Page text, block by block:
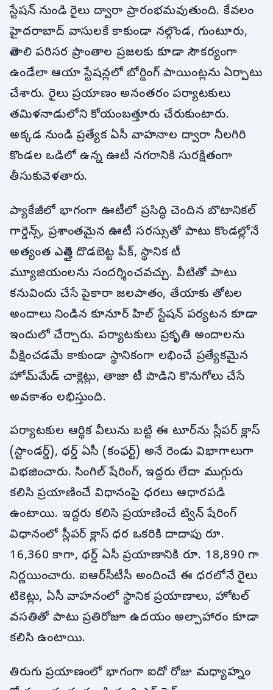
స్టేషన్ నుండి రైలు ద్వారా ప్రారంభమవుతుంది. కేవలం
హైదరాబాద్ వాసులకే కాకుండా నల్గొండ, గుంటూరు,
తెనాలి పరిసర ప్రాంతాల ప్రజలకు కూడా సౌకర్యంగా
ఉండేలా ఆయా స్టేషన్లలో బోర్డింగ్ పాయింట్లను ఏర్పాటు
చేశారు. రైలు ప్రయాణం అనంతరం పర్యాటకులు
తమిళనాడులోని కోయంబత్తూరు చేరుకుంటారు.
అక్కడ నుండి ప్రత్యేక ఏసీ వాహనాల ద్వారా నీలగిరి
కొండల ఒడిలో ఉన్న ఊటీ నగరానికి సురక్షితంగా
తీసుకువెళతారు.
ప్యాకేజీలో భాగంగా ఊటీలో ప్రసిద్ధి చెందిన బొటానికల్
గార్డెన్స్, ప్రశాంతమైన ఊటీ సరస్సుతో పాటు కొండల్లోనే
అత్యంత ఎత్తైన దొడబెట్ట పీక్, స్థానిక టీ
మ్యూజియంలను సందర్శించవచ్చు. వీటితో పాటు
కనువిందు చేసే పైకారా జలపాతం, తేయాకు తోటల
అందాలు నిండిన కూనూర్ హిల్ స్టేషన్ పర్యటన కూడా
ఇందులో చేర్చారు. పర్యాటకులు ప్రకృతి అందాలను
వీక్షించడమే కాకుండా స్థానికంగా లభించే ప్రత్యేకమైన
హోమ్‌మేడ్ చాక్లెట్లు, తాజా టీ పొడిని కొనుగోలు చేసే
అవకాశం లభిస్తుంది.
పర్యాటకుల ఆర్థిక వీలును బట్టి ఈ టూర్‌ను స్లీపర్ క్లాస్
(స్టాండర్డ్), థర్డ్ ఏసీ (కంఫర్ట్) అనే రెండు విభాగాలుగా
విభజించారు. సింగిల్ షేరింగ్, ఇద్దరు లేదా ముగ్గురు
కలిసి ప్రయాణించే విధానంపై ధరలు ఆధారపడి
ఉంటాయి. ఇద్దరు కలిసి ప్రయాణించే ట్విన్ షేరింగ్
విధానంలో స్లీపర్ క్లాస్ ధర ఒకరికి దాదాపు రూ.
16,360 కాగా, థర్డ్ ఏసీ ప్రయాణానికి రూ. 18,890 గా
నిర్ణయించారు. ఐఆర్‌సీటీసీ అందించే ఈ ధరలోనే రైలు
టికెట్లు, ఏసీ వాహనంలో స్థానిక ప్రయాణాలు, హోటల్
వసతితో పాటు ప్రతిరోజూ ఉదయం అల్పాహారం కూడా
కలిసి ఉంటాయి.
తిరుగు ప్రయాణంలో భాగంగా ఐదో రోజు మధ్యాహ్నం